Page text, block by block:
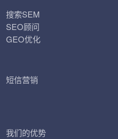
搜索SEM
SEO顾问
GEO优化
短信营销
我们的优势